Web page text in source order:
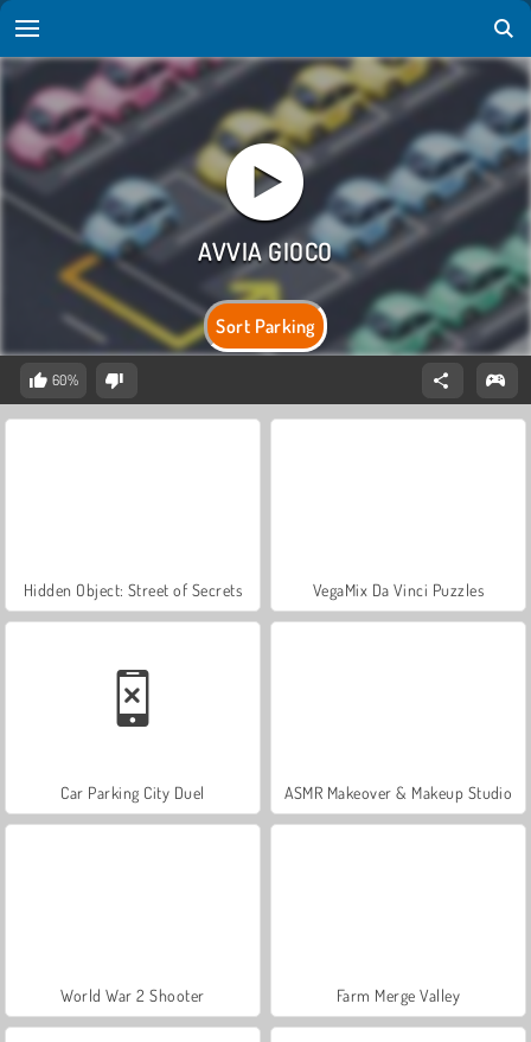
Sort Parking
60%
Hidden Object: Street of Secrets VegaMix Da Vinci Puzzles
Car Parking City Duel ASMR Makeover & Makeup Studio
World War 2 Shooter Farm Merge Valley